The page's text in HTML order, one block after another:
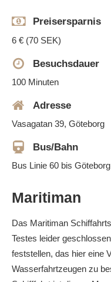
Preisersparnis
6 € (70 SEK)
Besuchsdauer
100 Minuten
Adresse
Vasagatan 39, Göteborg
Bus/Bahn
Bus Linie 60 bis
Maritiman
Das Maritiman
Testes leider
feststellen, das hier eine
Wasserfahrtzeugen zu